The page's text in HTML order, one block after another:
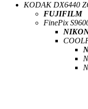
KODAK DX6440
FUJIFILM
FinePix